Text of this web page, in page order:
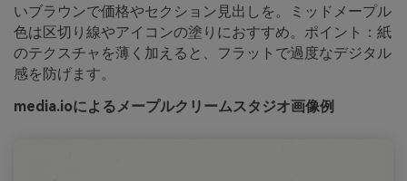
いブラウンで価格やセクション見出しを。ミッドメープル
色は区切り線やアイコンの塗りにおすすめ。ポイント：紙
のテクスチャを薄く加えると、フラットで過度なデジタル
感を防げます。
media.ioによるメープルクリームスタジオ画像例